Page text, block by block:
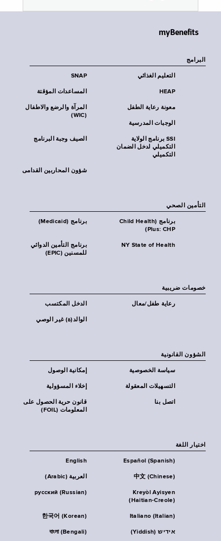
myBenefits
البرامج
SNAP التعليم الغذائي
المساعدات المؤقتة HEAP
المرآة والرضع والاطفال
(WIC)
معونة رعاية الطفل
الوجبات المدرسية
الصيف وجبة البرنامج
SSI برنامج الولاية
التكميلي لدخل الضمان
التكميلي
شؤون المحاربين القدامى
التأمين الصحي
برنامج (Medicaid)
برنامج (Child Health
Plus: CHP)
برنامج التأمين الدوائي
للمسنين (EPIC)
NY State of Health
خصومات ضريبية
الدخل المكتسب رعاية طفل/معال
الوالد(ة) غير الوصي
الشؤون القانونية
إمكانية الوصول سياسة الخصوصية
إخلاء المسؤولية التسهيلات المعقولة
قانون حرية الحصول على
المعلومات (FOIL)
اتصل بنا
اختيار اللغة
English Español (Spanish)
العربية (Arabic) 中文 (Chinese)
русский (Russian)
Kreyòl Ayisyen
(Haitian-Creole)
한국어 (Korean) Italiano (Italian)
বাংলা (Bengali) אידיש (Yiddish)